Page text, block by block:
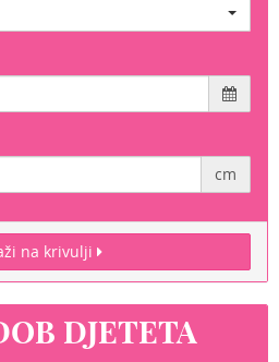
cm
na krivulji
DJETETA